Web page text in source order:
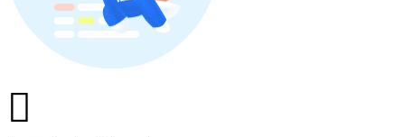
